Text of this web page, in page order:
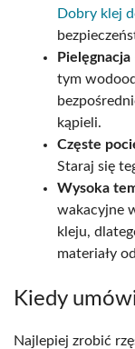
Dobry klej
Pielęgnacja
tym
kąpieli.
Częste
Staraj się
Wysoka
wakacyjne
kleju,
materiały
Kiedy
Najlepiej zrobić